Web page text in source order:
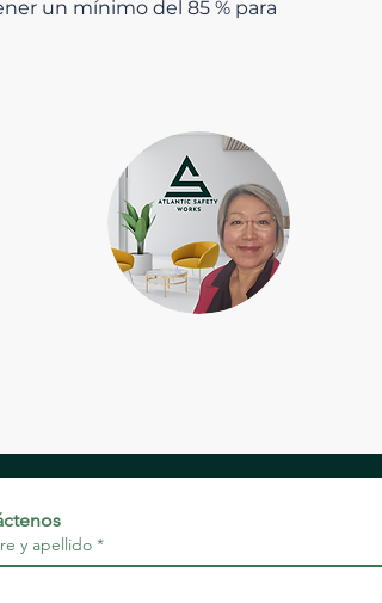
un mínimo del 85 % para
y apellido *